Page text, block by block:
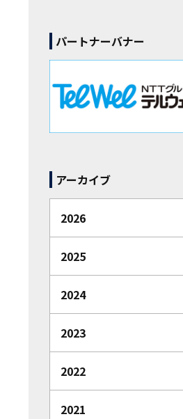
パートナーバナー
アーカイブ
2026
2025
2024
2023
2022
2021